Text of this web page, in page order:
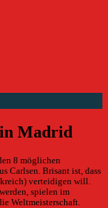
Madrid
8 möglichen
Carlsen. Brisant ist, dass
verteidigen will.
spielen im
Weltmeisterschaft.